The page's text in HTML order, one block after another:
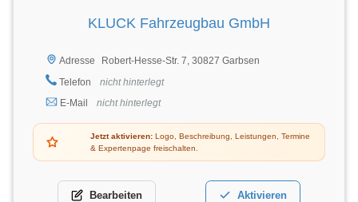
KLUCK Fahrzeugbau GmbH
Adresse
Robert-Hesse-Str. 7, 30827 Garbsen
Telefon
nicht hinterlegt
E-Mail
nicht hinterlegt
Jetzt aktivieren: Logo, Beschreibung, Leistungen, Termine
& Expertenpage freischalten.
Bearbeiten Aktivieren